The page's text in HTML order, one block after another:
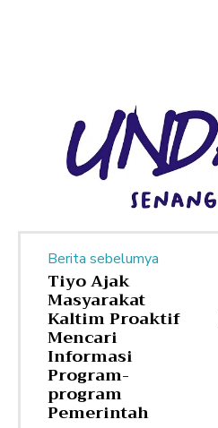
Berita sebelumya
Tiyo Ajak
Masyarakat
Kaltim Proaktif
Mencari
Informasi
Program-
program
Pemerintah